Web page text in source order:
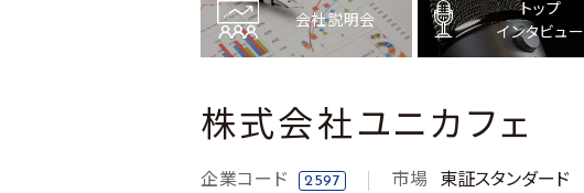
会社説明会
トップ
インタビュー
株式会社ユニカフェ
企業コード 2597 市場 東証スタンダード